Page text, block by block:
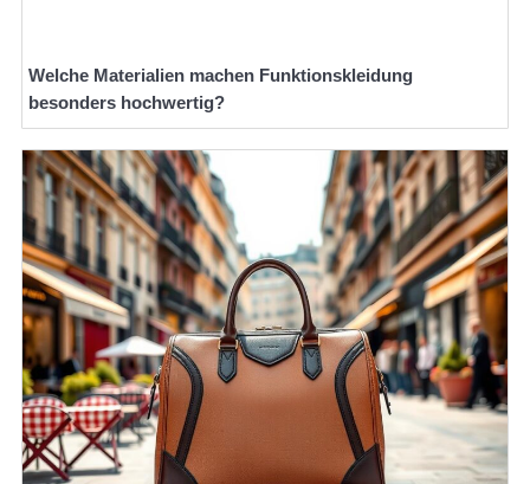
Welche Materialien machen Funktionskleidung
besonders hochwertig?